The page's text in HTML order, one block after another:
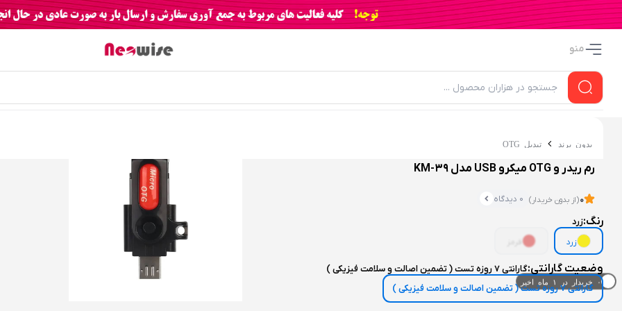
منو
۰ خریدار در ۱ ماه اخیر
بدون برند تبدیل OTG
رم ریدر و OTG میکرو USB مدل KM-39
0(از بدون خریدار) 0 دیدگاه
رنگ:زرد
زرد قرمز
وضعیت گارانتی:گارانتی 7 روزه تست ( تضمین اصالت و سلامت فیزیکی )
گارانتی 7 روزه تست ( تضمین اصالت و سلامت فیزیکی )